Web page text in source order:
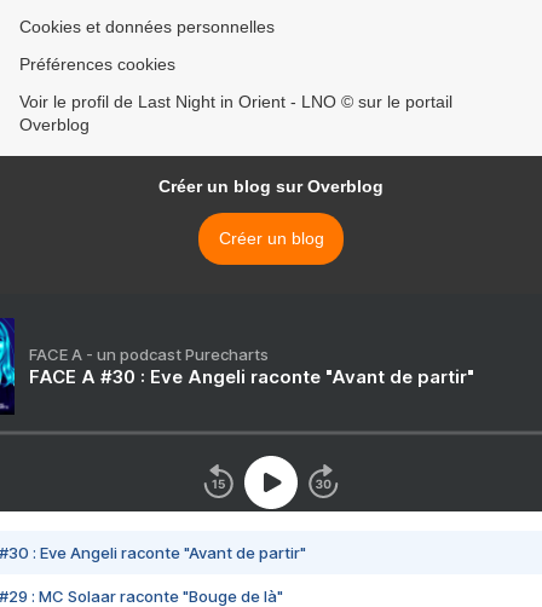
Cookies et données personnelles
Préférences cookies
Voir le profil de Last Night in Orient - LNO © sur le portail
Overblog
Créer un blog sur Overblog
Créer un blog
FACE A - un podcast Purecharts
FACE A #30 : Eve Angeli raconte "Avant de partir"
#30 : Eve Angeli raconte "Avant de partir"
#29 : MC Solaar raconte "Bouge de là"